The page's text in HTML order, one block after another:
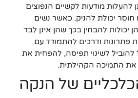
להעלות מודעות לקשיים הנפוצים
יכולת להניק. כאשר נשים
יכולות להבחין בכך שהן אינן לבד
פתרונות ודרכים להתמודד עם
להוביל לשינוי תפיסה, להפחית את
את התמיכה הקהילתית.
של הנקה